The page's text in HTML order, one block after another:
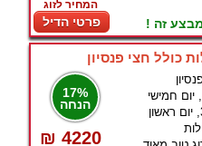
המחיר לזוג
פרטי הדיל זה !
17%
הנחה
₪ 4220